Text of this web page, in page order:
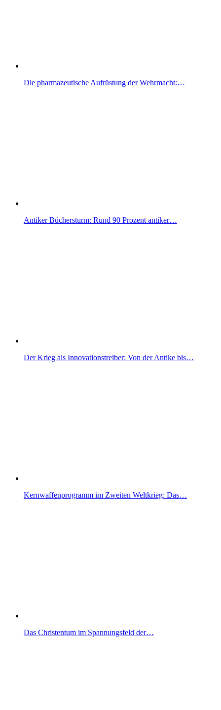
Die pharmazeutische Aufrüstung der Wehrmacht:…
Antiker Büchersturm: Rund 90 Prozent antiker…
Der Krieg als Innovationstreiber: Von der Antike bis…
Kernwaffenprogramm im Zweiten Weltkrieg: Das…
Das Christentum im Spannungsfeld der…